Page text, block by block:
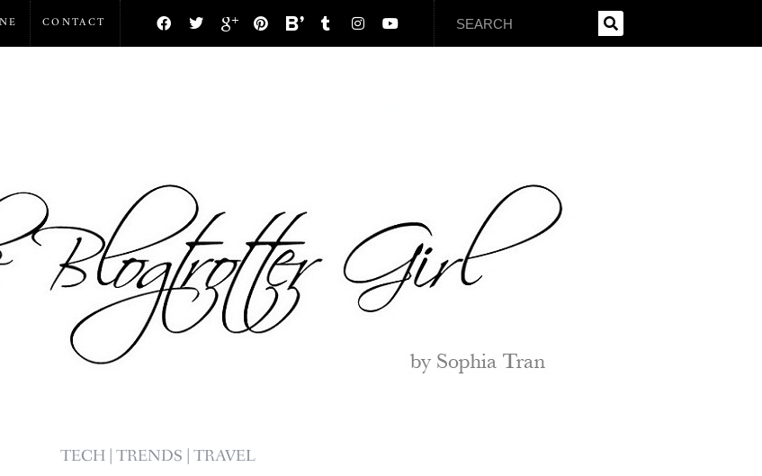
CONTACT
TECH | TRENDS | TRAVEL